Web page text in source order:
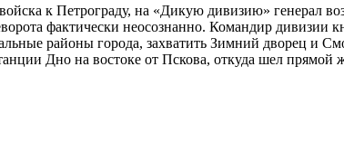
к Петрограду, на «Дикую дивизию» генерал
фактически неосознанно. Командир
районы города, захватить Зимний дворец и
Дно на востоке от Пскова, откуда шел